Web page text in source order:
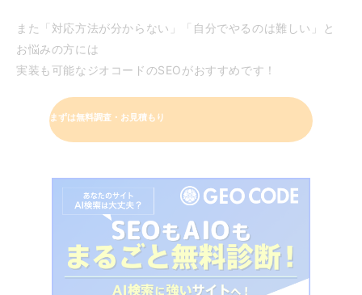
また「対応方法が分からない」「自分でやるのは難しい」と
お悩みの方には
実装も可能なジオコードのSEOがおすすめです！
まずは無料調査・お見積もり